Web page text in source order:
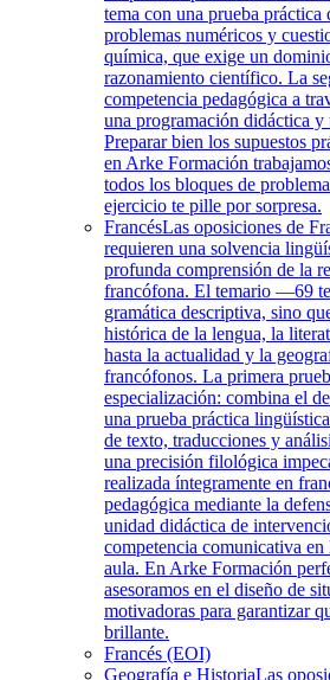
tema con una prueba práctica
problemas numéricos y
química, que exige un
razonamiento científico. La
competencia pedagógica a
una programación didáctica y
Preparar bien los supuestos
en Arke Formación
todos los bloques de
ejercicio te pille por sorpresa.
FrancésLas oposiciones de
requieren una solvencia
profunda comprensión de la
francófona. El temario —69
gramática descriptiva, sino
histórica de la lengua, la
hasta la actualidad y la
francófonos. La primera
especialización: combina el
una prueba práctica
de texto, traducciones y
una precisión filológica
realizada íntegramente en
pedagógica mediante la
unidad didáctica de
competencia comunicativa en
aula. En Arke Formación
asesoramos en el diseño de
motivadoras para garantizar
brillante.
Francés (EOI)
Geografía e HistoriaLas